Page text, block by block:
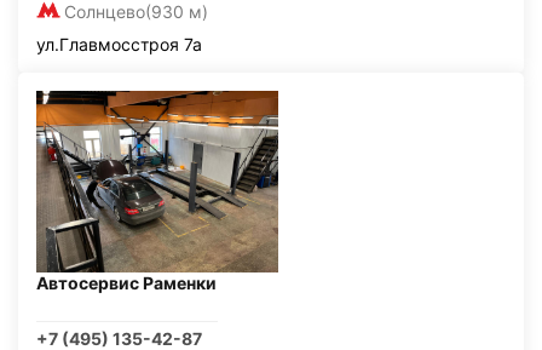
Солнцево(930 м)
ул.Главмосстроя 7а
Автосервис Раменки
+7 (495) 135-42-87